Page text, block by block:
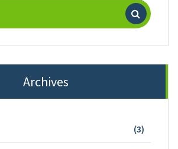
Archives
(3)